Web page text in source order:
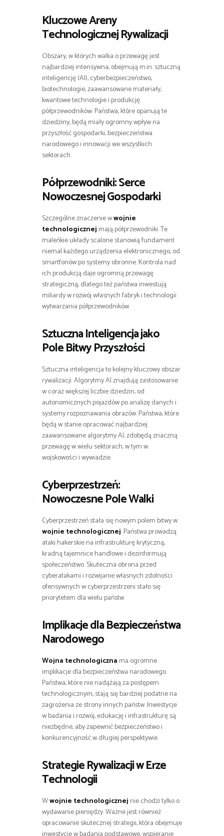
Kluczowe Areny
Technologicznej Rywalizacji
Obszary, w których walka o przewagę jest
najbardziej intensywna, obejmują m.in. sztuczną
inteligencję (AI), cyberbezpieczeństwo,
biotechnologie, zaawansowane materiały,
kwantowe technologie i produkcję
półprzewodników. Państwa, które opanują te
dziedziny, będą miały ogromny wpływ na
przyszłość gospodarki, bezpieczeństwa
narodowego i innowacji we wszystkich
sektorach.
Półprzewodniki: Serce
Nowoczesnej Gospodarki
Szczególne znaczenie wwojnie
technologicznej mają półprzewodniki. Te
maleńkie układy scalone stanowią fundament
niemal każdego urządzenia elektronicznego, od
smartfonów po systemy obronne. Kontrola nad
ich produkcją daje ogromną przewagę
strategiczną, dlatego też państwa inwestują
miliardy w rozwój własnych fabryk i technologii
wytwarzania półprzewodników.
Sztuczna Inteligencja jako
Pole Bitwy Przyszłości
Sztuczna inteligencja to kolejny kluczowy obszar
rywalizacji. Algorytmy AI znajdują zastosowanie
w coraz większej liczbie dziedzin, od
autonomicznych pojazdów po analizę danych i
systemy rozpoznawania obrazów. Państwa, które
będą w stanie opracować najbardziej
zaawansowane algorytmy AI, zdobędą znaczną
przewagę w wielu sektorach, w tym w
wojskowości i wywiadzie.
Cyberprzestrzeń:
Nowoczesne Pole Walki
Cyberprzestrzeń stała się nowym polem bitwy w
wojnie technologicznej. Państwa prowadzą
ataki hakerskie na infrastrukturę krytyczną,
kradną tajemnice handlowe i dezinformują
społeczeństwo. Skuteczna obrona przed
cyberatakami i rozwijanie własnych zdolności
ofensywnych w cyberprzestrzeni stało się
priorytetem dla wielu państw.
Implikacje dla Bezpieczeństwa
Narodowego
Wojna technologiczna ma ogromne
implikacje dla bezpieczeństwa narodowego.
Państwa, które nie nadążają za postępem
technologicznym, stają się bardziej podatne na
zagrożenia ze strony innych państw. Inwestycje
w badania i rozwój, edukację i infrastrukturę są
niezbędne, aby zapewnić bezpieczeństwo i
konkurencyjność w długiej perspektywie.
Strategie Rywalizacji w Erze
Technologii
Wwojnie technologicznej nie chodzi tylko o
wydawanie pieniędzy. Ważne jest również
opracowanie skutecznej strategii, która obejmuje